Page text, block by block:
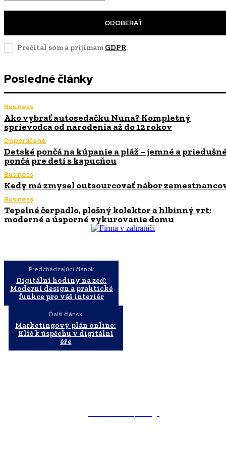
ODOBERAŤ
Prečítal som a prijímam GDPR.
Posledné články
Business
Ako vybrať autosedačku Nuna? Kompletný
sprievodca od narodenia až do 12 rokov
Doporučené
Detské pončá na kúpanie a pláž – jemné a
pončá pre deti s kapucňou
Business
Kedy má zmysel outsourcovať nábor
Business
Tepelné čerpadlo, plošný kolektor a hlbinný vrt:
moderné a úsporné vykurovanie domu
Predchádzajúci článok
Digitální hodiny na zeď:
Moderní design a praktické
funkce pro váš interiér
Ďalší článok
Marketingový plán online:
Klíč k úspěchu v digitální
éře